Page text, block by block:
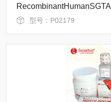
RecombinantHumanSGTA
型号：P02179